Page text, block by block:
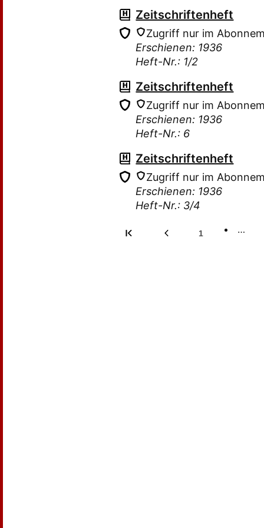
Zeitschriftenheft
Zugriff nur im
Erschienen: 1936
Heft-Nr.: 1/2
Zeitschriftenheft
Zugriff nur im
Erschienen: 1936
Heft-Nr.: 6
Zeitschriftenheft
Zugriff nur im
Erschienen: 1936
Heft-Nr.: 3/4
1 …